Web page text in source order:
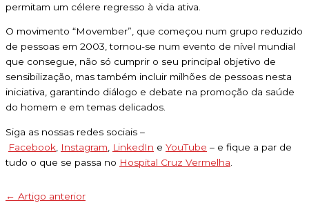
permitam um célere regresso à vida ativa.
O movimento “Movember”, que começou num grupo reduzido
de pessoas em 2003, tornou-se num evento de nível mundial
que consegue, não só cumprir o seu principal objetivo de
sensibilização, mas também incluir milhões de pessoas nesta
iniciativa, garantindo diálogo e debate na promoção da saúde
do homem e em temas delicados.
Siga as nossas redes sociais –
Facebook Instagram LinkedIn e YouTube – e fique a par de
tudo o que se passa no Hospital Cruz Vermelha
← Artigo anterior